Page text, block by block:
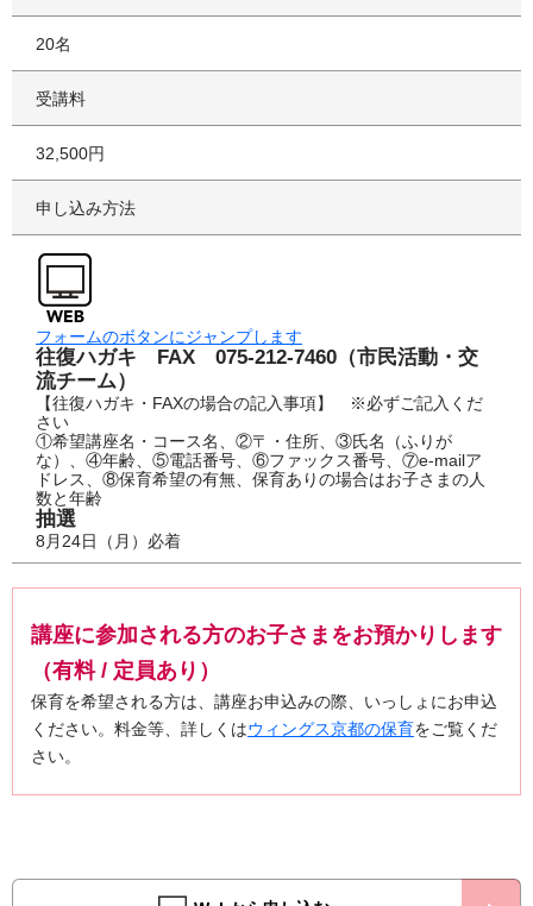
20名
受講料
32,500円
申し込み方法
フォームのボタンにジャンプします
往復ハガキ FAX 075-212-7460（市民活動・交
流チーム）
【往復ハガキ・FAXの場合の記入事項】 ※必ずご記入くだ
さい
①希望講座名・コース名、②〒・住所、③氏名（ふりが
な）、④年齢、⑤電話番号、⑥ファックス番号、⑦e-mailア
ドレス、⑧保育希望の有無、保育ありの場合はお子さまの人
数と年齢
抽選
8月24日（月）必着
講座に参加される方のお子さまをお預かりします
（有料 / 定員あり）
保育を希望される方は、講座お申込みの際、いっしょにお申込
ください。料金等、詳しくはウィングス京都の保育をご覧くだ
さい。